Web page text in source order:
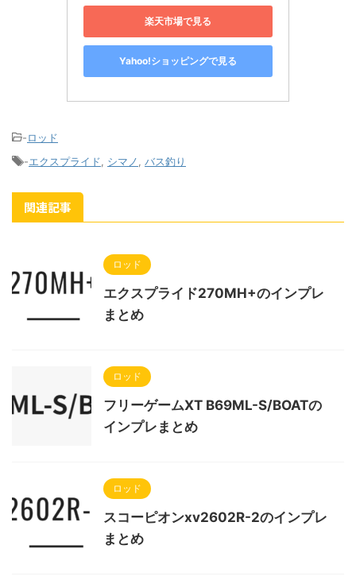
楽天市場で見る
Yahoo!ショッピングで見る
-ロッド
-エクスプライド シマノ バス釣り
関連記事
ロッド
エクスプライド270MH+のインプレ
まとめ
ロッド
フリーゲームXT B69ML-S/BOATの
インプレまとめ
ロッド
スコーピオンxv2602R-2のインプレ
まとめ